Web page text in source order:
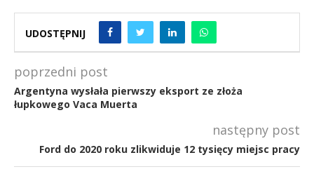
UDOSTĘPNIJ
poprzedni post
Argentyna wysłała pierwszy eksport ze złoża
łupkowego Vaca Muerta
następny post
Ford do 2020 roku zlikwiduje 12 tysięcy miejsc pracy